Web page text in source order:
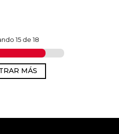
15 de 18
MÁS